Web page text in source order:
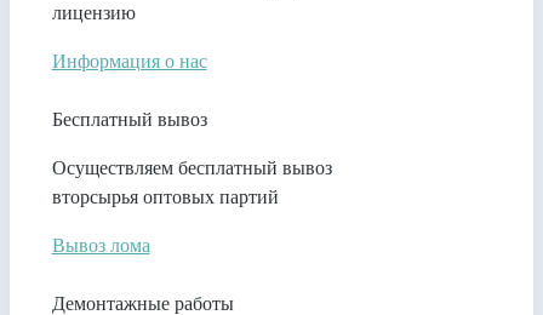
лицензию
Информация о нас
Бесплатный вывоз
Осуществляем бесплатный вывоз
вторсырья оптовых партий
Вывоз лома
Демонтажные работы